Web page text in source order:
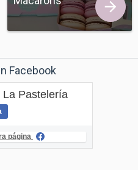
Facebook
La Pastelería
página